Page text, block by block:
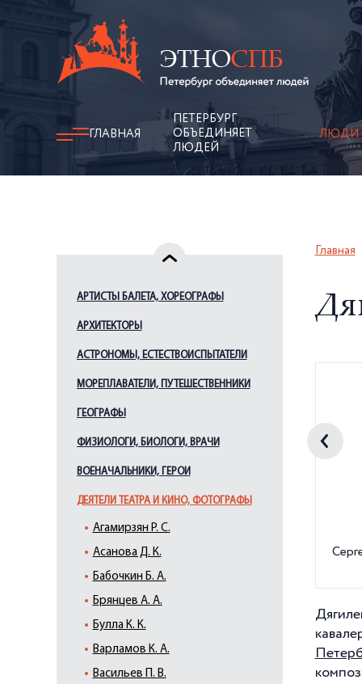
ГЛАВНАЯ
ПЕТЕРБУРГ
ОБЪЕДИНЯЕТ
ЛЮДЕЙ
ЛЮДИ
АРТИСТЫ БАЛЕТА, ХОРЕОГРАФЫ
АРХИТЕКТОРЫ
АСТРОНОМЫ, ЕСТЕСТВОИСПЫТАТЕЛИ
МОРЕПЛАВАТЕЛИ, ПУТЕШЕСТВЕННИКИ
ГЕОГРАФЫ
ФИЗИОЛОГИ, БИОЛОГИ, ВРАЧИ
ВОЕНАЧАЛЬНИКИ, ГЕРОИ
ДЕЯТЕЛИ ТЕАТРА И КИНО, ФОТОГРАФЫ
Агамирзян Р. С.
Асанова Д. К.
Бабочкин Б. А.
Брянцев А. А.
Булла К. К.
Варламов К. А.
Васильев П. В.
Главная